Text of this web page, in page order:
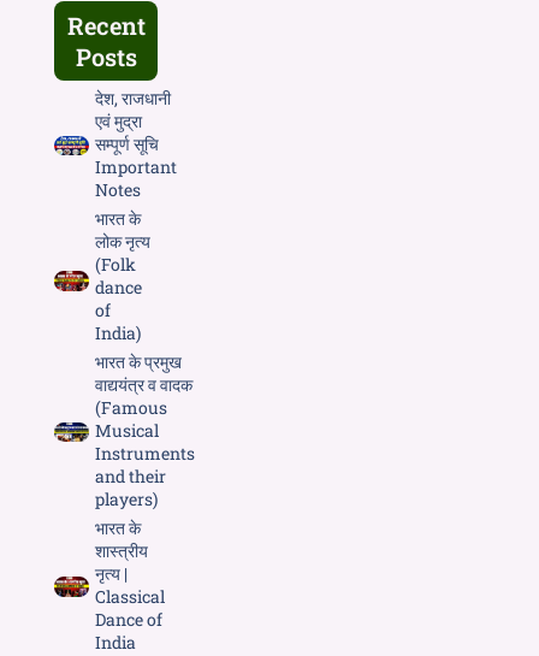
Recent
Posts
देश, राजधानी
एवं मुद्रा
सम्पूर्ण सूचि
Important
Notes
भारत के
लोक नृत्य
(Folk
dance
of
India)
भारत के प्रमुख
वाद्ययंत्र व वादक
(Famous
Musical
Instruments
and their
players)
भारत के
शास्त्रीय
नृत्य |
Classical
Dance of
India